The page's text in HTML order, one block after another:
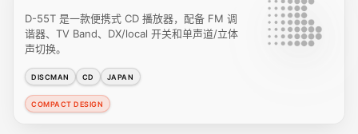
D-55T 是一款便携式 CD 播放器，配备 FM 调
谐器、TV Band、DX/local 开关和单声道/立体
声切换。
DISCMAN CD JAPAN
COMPACT DESIGN